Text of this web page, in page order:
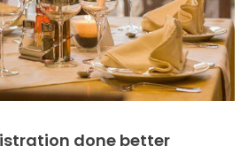
done better